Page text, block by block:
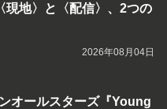
地〉と〈配信〉、2つの
2026年08月04日
オールスターズ『Young